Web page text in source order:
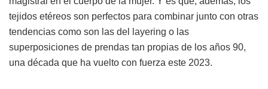
tejidos etéreos son perfectos para combinar junto con otras
tendencias como son las del layering o las
superposiciones de prendas tan propias de los años 90,
una década que ha vuelto con fuerza este 2023.